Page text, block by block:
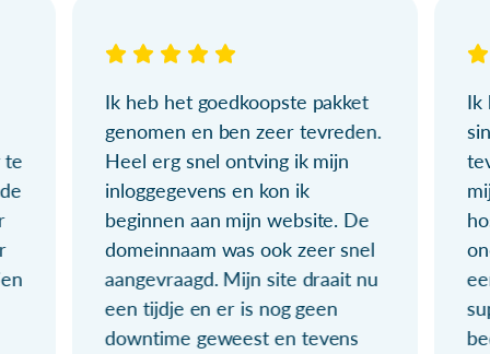
te
Ik heb het goedkoopste pakket
genomen en ben zeer tevreden.
Heel erg snel ontving ik mijn
inloggegevens en kon ik
beginnen aan mijn website. De
domeinnaam was ook zeer snel
aangevraagd. Mijn site draait nu
een tijdje en er is nog geen
downtime geweest en tevens
Ik